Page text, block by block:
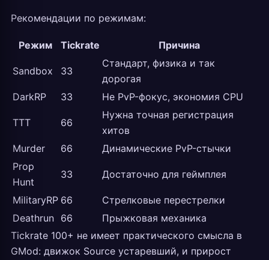
Рекомендации по режимам:
Режим Tickrate Причина
Sandbox 33
Стандарт, физика и так
дорогая
DarkRP
33 Не PvP-фокус, экономия CPU
TTT 66
Нужна точная регистрация
хитов
Murder
66
Динамические PvP-стычки
Prop
Hunt
33 Достаточно для геймплея
MilitaryRP 66
Стрелковые перестрелки
Deathrun 66
Прыжковая механика
Tickrate 100+ не имеет практического смысла в
GMod: движок Source устаревший, и прирост